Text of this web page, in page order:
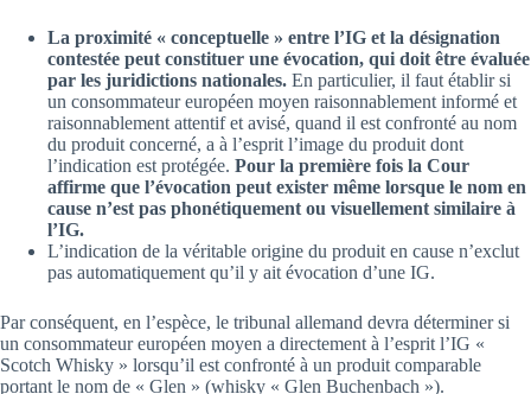
La proximité « conceptuelle » entre l’IG et la désignation
contestée peut constituer une évocation, qui doit être évaluée
par les juridictions nationales. En particulier, il faut établir si
un consommateur européen moyen raisonnablement informé et
raisonnablement attentif et avisé, quand il est confronté au nom
du produit concerné, a à l’esprit l’image du produit dont
l’indication est protégée. Pour la première fois la Cour
affirme que l’évocation peut exister même lorsque le nom en
cause n’est pas phonétiquement ou visuellement similaire à
l’IG.
L’indication de la véritable origine du produit en cause n’exclut
pas automatiquement qu’il y ait évocation d’une IG.
Par conséquent, en l’espèce, le tribunal allemand devra déterminer si
un consommateur européen moyen a directement à l’esprit l’IG «
Scotch Whisky » lorsqu’il est confronté à un produit comparable
portant le nom de « Glen » (whisky « Glen Buchenbach »).